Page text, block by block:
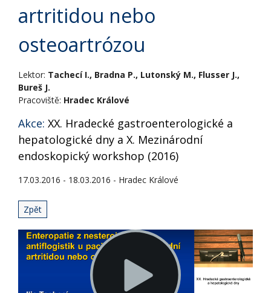
artritidou nebo
osteoartrózou
Lektor: Tachecí I., Bradna P., Lutonský M., Flusser J.,
Bureš J.
Pracoviště: Hradec Králové
Akce: XX. Hradecké gastroenterologické a
hepatologické dny a X. Mezinárodní
endoskopický workshop (2016)
17.03.2016 - 18.03.2016 - Hradec Králové
Zpět